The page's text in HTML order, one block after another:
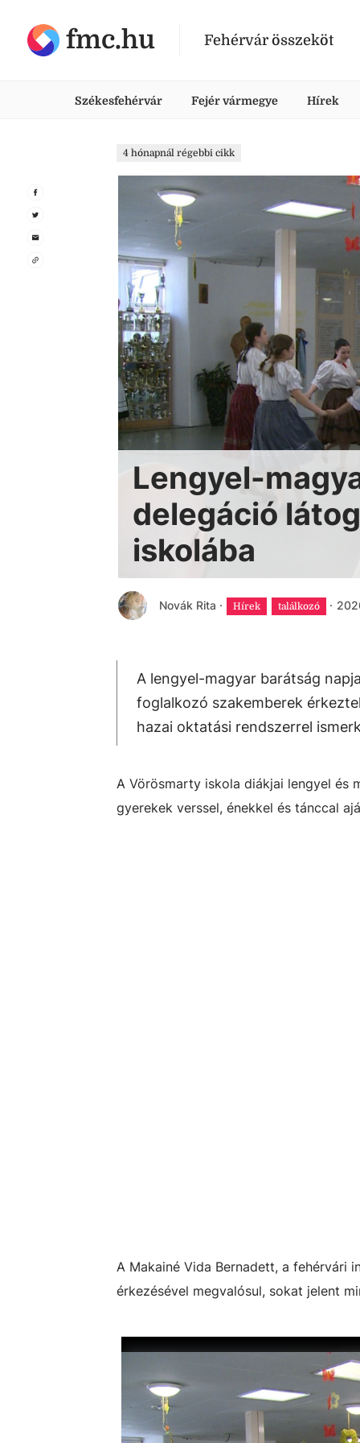
fmc.hu Fehérvár összeköt
Székesfehérvár Fejér vármegye Hírek
4 hónapnál régebbi cikk
Lengyel-
delegáció
iskolába
Novák Rita · Hírek találkozó ·
A lengyel-magyar barátság
foglalkozó szakemberek
hazai oktatási rendszerrel
A Vörösmarty iskola diákjai lengyel és
gyerekek verssel, énekkel és tánccal
A Makainé Vida Bernadett, a fehérvári
érkezésével megvalósul, sokat jelent